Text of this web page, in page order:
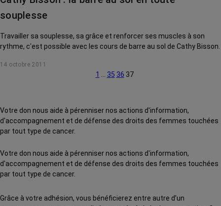
souplesse
Travailler sa souplesse, sa grâce et renforcer ses muscles à son
rythme, c'est possible avec les cours de barre au sol de Cathy Bisson.
14 octobre 2011
1 35 36 37
Votre don nous aide à pérenniser nos actions d'information,
d'accompagnement et de défense des droits des femmes touchées
par tout type de cancer.
Votre don nous aide à pérenniser nos actions d'information,
d'accompagnement et de défense des droits des femmes touchées
par tout type de cancer.
Grâce à votre adhésion, vous bénéficierez entre autre d’un